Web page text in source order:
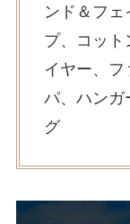
ンド＆フェ
プ、コット
イヤー、フ
パ、ハンガ
グ